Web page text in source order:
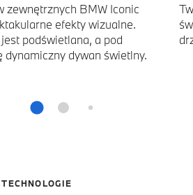
zewnętrznych BMW Iconic
efekty wizualne.
podświetlana, a pod
dynamiczny dywan świetlny.
TECHNOLOGIE